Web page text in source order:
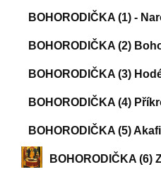
BOHORODIČKA (1) -
BOHORODIČKA (2)
BOHORODIČKA (3)
BOHORODIČKA (4)
BOHORODIČKA (5)
BOHORODIČKA